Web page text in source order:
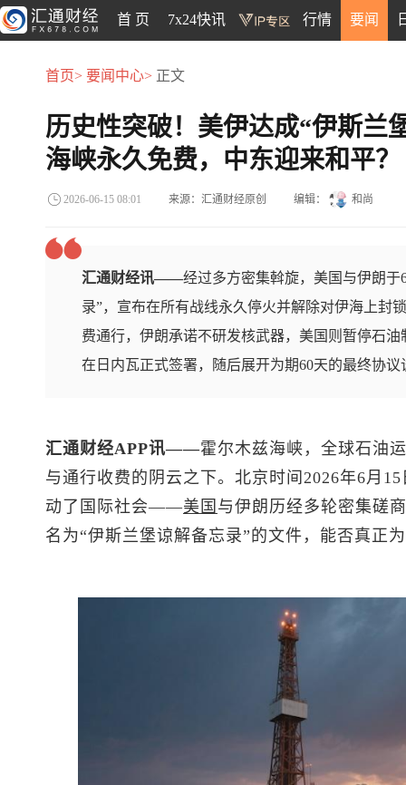
首 页 7x24快讯 行情 要闻
首页> 要闻中心> 正文
历史性突破！美伊达成“伊斯兰
海峡永久免费，中东迎来和平？
2026-06-15 08:01 来源：汇通财经原创 编辑： 和尚
汇通财经讯——经过多方密集斡旋，美国与伊朗
录”，宣布在所有战线永久停火并解除对伊海上封
费通行，伊朗承诺不研发核武器，美国则暂停石
在日内瓦正式签署，随后展开为期60天的最终协议
汇通财经APP讯——霍尔木兹海峡，全球石油
与通行收费的阴云之下。北京时间2026年6月
动了国际社会——美国 与伊朗历经多轮密集磋
名为“伊斯兰堡谅解备忘录”的文件，能否真正